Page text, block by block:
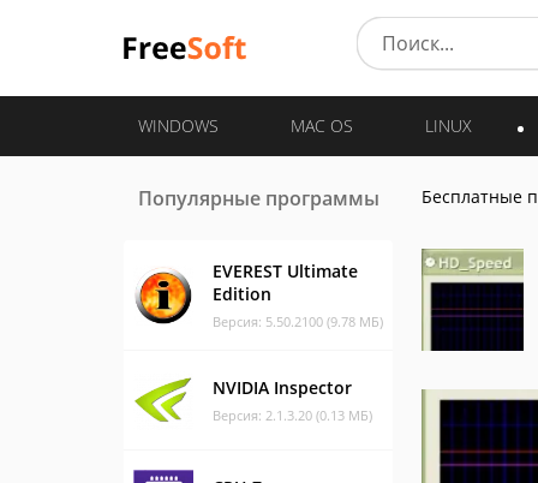
WINDOWS MAC OS LINUX
Популярные программы
EVEREST Ultimate
Edition
Версия: 5.50.2100 (9.78 МБ)
NVIDIA Inspector
Версия: 2.1.3.20 (0.13 МБ)
Бесплатные